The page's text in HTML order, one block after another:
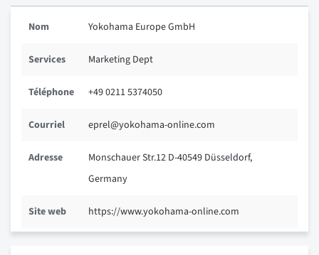
Nom Yokohama Europe GmbH
Services Marketing Dept
Téléphone +49 0211 5374050
Courriel eprel@yokohama-online.com
Adresse
Monschauer Str.12 D-40549 Düsseldorf,
Germany
Site web https://www.yokohama-online.com